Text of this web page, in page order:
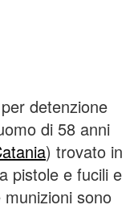
detenzione
di 58 anni
) trovato in
pistole e fucili e
sono